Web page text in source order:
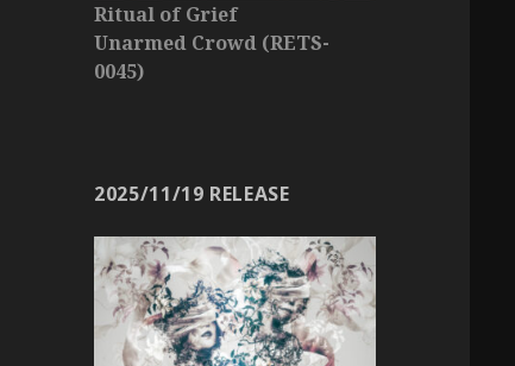
Ritual of Grief
Unarmed Crowd (RETS-
0045)
2025/11/19 RELEASE